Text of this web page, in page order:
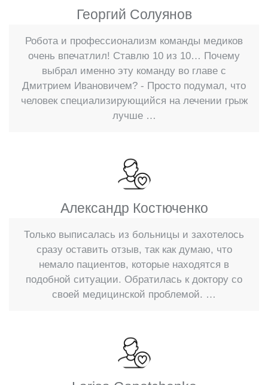
Обычно пациенты после
быстро. Выписку назначают уже на
второй или третий день после
аппендэктомии. Послеоперационные
осложнения могут возникать у пожилых
пациентов, так как у них снижен
поздно поступил в больницу. Риск
осложнений повышается при
несвоевременном проведении
наблюдением врача. При
необходимости назначаются
антибиотики и противовоспалительные
средства. В ускорении выздоровления
Питание рекомендуется начинать с
бульона, жидких каш, некрепкого чая и
Георгий Солуянов
Робота и профессионализм команды медиков
очень впечатлил! Ставлю 10 из 10… Почему
выбрал именно эту команду во главе с
Дмитрием Ивановичем? - Просто подумал, что
человек специализирующийся на лечении грыж
лучше …
Александр Костюченко
Только выписалась из больницы и захотелось
сразу оставить отзыв, так как думаю, что
немало пациентов, которые находятся в
подобной ситуации. Обратилась к доктору со
своей медицинской проблемой. …